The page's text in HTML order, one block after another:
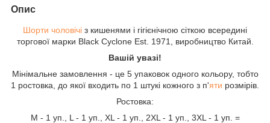
Опис
Шорти чоловічі з кишенями і гігієнічною сіткою всередині
торгової марки Black Cyclone Est. 1971, виробництво Китай.
Вашій увазі!
Мінімальне замовлення - це 5 упаковок одного кольору, тобто
1 ростовка, до якої входить по 1 штукі кожного з п'яти розмірів.
Ростовка:
М - 1 уп., L - 1 уп., XL - 1 уп., 2XL - 1 уп., 3XL - 1 уп. =